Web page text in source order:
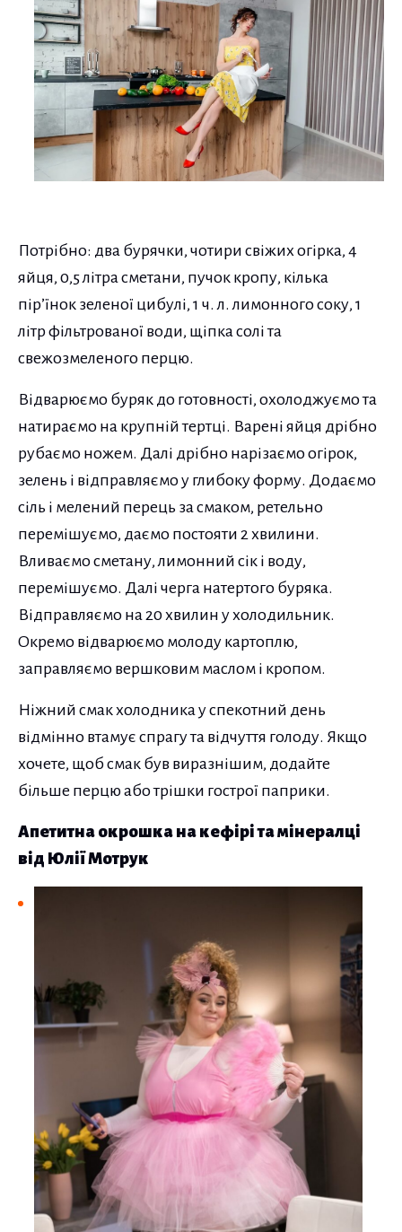
Потрібно: два бурячки, чотири свіжих огірка, 4
яйця, 0,5 літра сметани, пучок кропу, кілька
пір’їнок зеленої цибулі, 1 ч. л. лимонного соку, 1
літр фільтрованої води, щіпка солі та
свежозмеленого перцю.
Відварюємо буряк до готовності, охолоджуємо та
натираємо на крупній тертці. Варені яйця дрібно
рубаємо ножем. Далі дрібно нарізаємо огірок,
зелень і відправляємо у глибоку форму. Додаємо
сіль і мелений перець за смаком, ретельно
перемішуємо, даємо постояти 2 хвилини.
Вливаємо сметану, лимонний сік і воду,
перемішуємо. Далі черга натертого буряка.
Відправляємо на 20 хвилин у холодильник.
Окремо відварюємо молоду картоплю,
заправляємо вершковим маслом і кропом.
Ніжний смак холодника у спекотний день
відмінно втамує спрагу та відчуття голоду. Якщо
хочете, щоб смак був виразнішим, додайте
більше перцю або трішки гострої паприки.
Апетитна окрошка на кефірі та мінералці
від Юлії Мотрук